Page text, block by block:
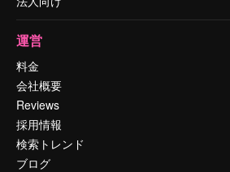
運営
料金
会社概要
Reviews
採用情報
検索トレンド
ブログ